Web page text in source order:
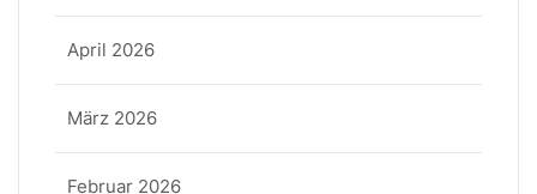
April 2026
März 2026
Februar 2026